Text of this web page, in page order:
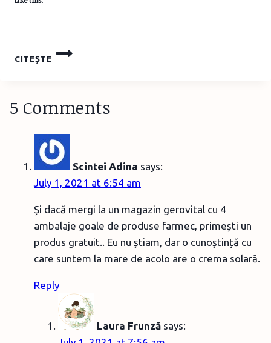
CITEȘTE
ALBUM
PENTRU
5 Comments
Scintei Adina says:
July 1, 2021 at 6:54 am
Și dacă mergi la un magazin gerovital cu 4
ambalaje goale de produse farmec, primești un
produs gratuit.. Eu nu știam, dar o cunoștință cu
care suntem la mare de acolo are o crema solară.
Reply
Laura Frunză says: